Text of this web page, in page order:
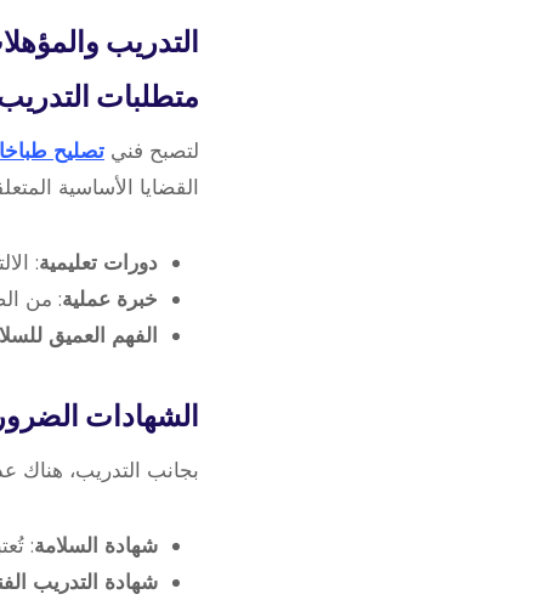
التدريب
متطلبات
لتصبح فني تصليح
القضايا الأساسية
دورات تعليمية:
خبرة عملية: من
الفهم العميق
الشهادات
بجانب التدريب، هناك
شهادة السلامة:
شهادة التدريب